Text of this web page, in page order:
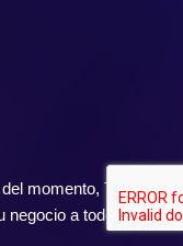
momento, TikTok
negocio a todo tipo